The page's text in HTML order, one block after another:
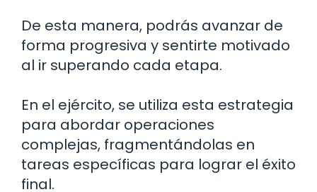
De esta manera, podrás avanzar de
forma progresiva y sentirte motivado
al ir superando cada etapa.
En el ejército, se utiliza esta estrategia
para abordar operaciones
complejas, fragmentándolas en
tareas específicas para lograr el éxito
final.